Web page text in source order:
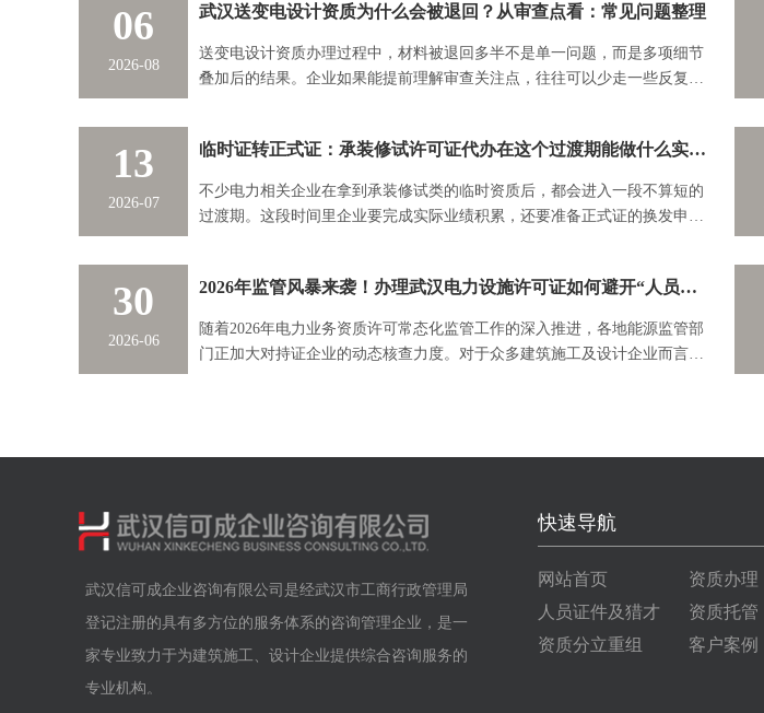
06
2026-08
武汉送变电设计资质为什么会被退回？从审查点看：常见问题整理
送变电设计资质办理过程中，材料被退回多半不是单一问题，而是多项细节
叠加后的结果。企业如果能提前理解审查关注点，往往可以少走一些反复补
13
2026-07
临时证转正式证：承装修试许可证代办在这个过渡期能做什么实质性工作？
不少电力相关企业在拿到承装修试类的临时资质后，都会进入一段不算短的
过渡期。这段时间里企业要完成实际业绩积累，还要准备正式证的换发申
30
2026-06
2026年监管风暴来袭！办理武汉电力设施许可证如何避开“人员兼任”红线？
随着2026年电力业务资质许可常态化监管工作的深入推进，各地能源监管部
门正加大对持证企业的动态核查力度。对于众多建筑施工及设计企业而言，
武汉信可成企业咨询有限公司是经武汉市工商行政管理局
登记注册的具有多方位的服务体系的咨询管理企业，是一
家专业致力于为建筑施工、设计企业提供综合咨询服务的
专业机构。
快速导航
网站首页
资质办理
人员证件及猎才
资质托管
资质分立重组
客户案例